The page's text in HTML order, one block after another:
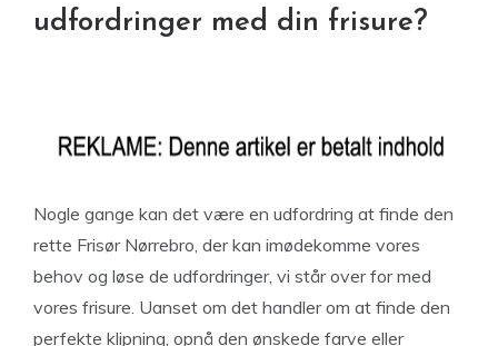
udfordringer med din frisure?
Nogle gange kan det være en udfordring at finde den
rette Frisør Nørrebro, der kan imødekomme vores
behov og løse de udfordringer, vi står over for med
vores frisure. Uanset om det handler om at finde den
perfekte klipning, opnå den ønskede farve eller